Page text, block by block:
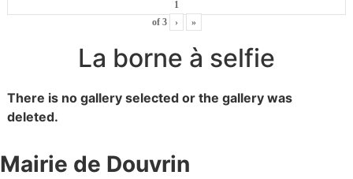
of 3 › »
La borne à selfie
There is no gallery selected or the gallery was
deleted.
Mairie de Douvrin